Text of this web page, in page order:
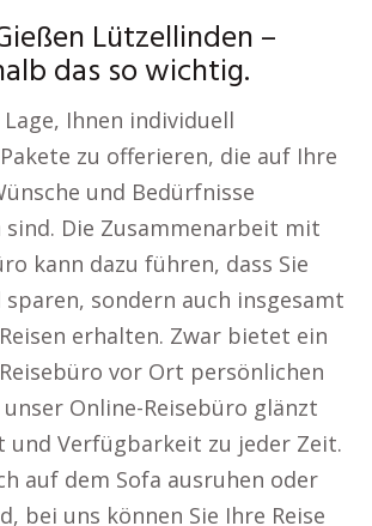
Lützellinden –
das so wichtig.
Ihnen individuell
zu offerieren, die auf Ihre
und Bedürfnisse
Die Zusammenarbeit mit
kann dazu führen, dass Sie
sondern auch insgesamt
erhalten. Zwar bietet ein
vor Ort persönlichen
Online-Reisebüro glänzt
Verfügbarkeit zu jeder Zeit.
auf dem Sofa ausruhen oder
bei uns können Sie Ihre Reise